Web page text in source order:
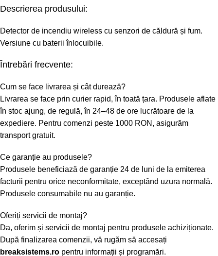
Descrierea produsului:
Detector de incendiu wireless cu senzori de căldură și fum.
Versiune cu baterii înlocuibile.
Întrebări frecvente:
Cum se face livrarea și cât durează?
Livrarea se face prin curier rapid, în toată țara. Produsele aflate
în stoc ajung, de regulă, în 24–48 de ore lucrătoare de la
expediere. Pentru comenzi peste 1000 RON, asigurăm
transport gratuit.
Ce garanție au produsele?
Produsele beneficiază de garanție 24 de luni de la emiterea
facturii pentru orice neconformitate, exceptând uzura normală.
Produsele consumabile nu au garanție.
Oferiți servicii de montaj?
Da, oferim și servicii de montaj pentru produsele achiziționate.
După finalizarea comenzii, vă rugăm să accesați
breaksistems.ro pentru informații și programări.